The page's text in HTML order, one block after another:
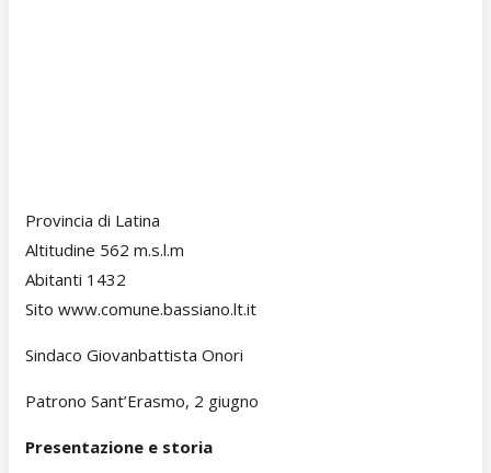
Provincia di Latina
Altitudine 562 m.s.l.m
Abitanti 1432
Sito www.comune.bassiano.lt.it
Sindaco Giovanbattista Onori
Patrono Sant’Erasmo, 2 giugno
Presentazione e storia